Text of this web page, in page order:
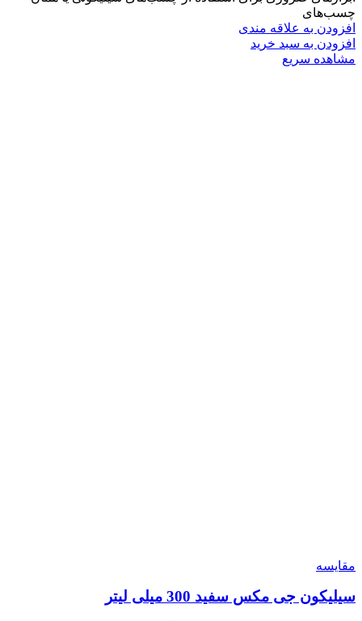
چسب‌های
افزودن به علاقه مندی
افزودن به سبد خرید
مشاهده سریع
مقایسه
سیلیکون جی مکس سفید 300 میلی لیتر